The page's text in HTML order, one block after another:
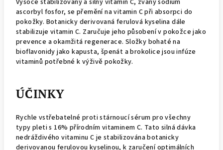
ascorbyl fosfor, se přemění na vitamin C při absorpci do
pokožky. Botanicky derivovaná ferulová kyselina dále
stabilizuje vitamin C. Zaručuje jeho působení v pokožce jako
prevence a okamžitá regenerace. Složky bohaté na
bioflavonidy jako kapusta, špenát a brokolice jsou infúze
vitaminů potřebné k výživě pokožky.
ÚČINKY
Rychle vstřebatelné proti stárnoucí sérum pro všechny
typy pleti s 16% přírodním vitaminem C. Tato silná dávka
nedráždivého vitaminu C je stabilizována botanicky
derivovanou ferulovou kyselinou, k zaručení optimálních